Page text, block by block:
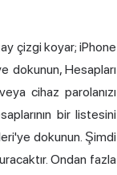
çizgi koyar; iPhone
dokunun, Hesapları
cihaz parolanızı
bir listesini
dokunun. Şimdi
Ondan fazla